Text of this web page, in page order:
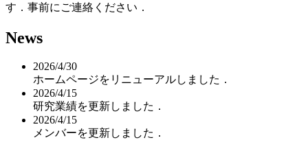
す．事前にご連絡ください．
News
2026/4/30
ホームページをリニューアルしました．
2026/4/15
研究業績を更新しました．
2026/4/15
メンバーを更新しました．